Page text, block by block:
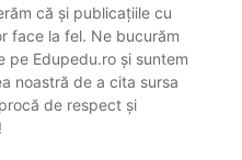
că și publicațiile cu
face la fel. Ne bucurăm
pe Edupedu.ro și suntem
noastră de a cita sursa
de respect și